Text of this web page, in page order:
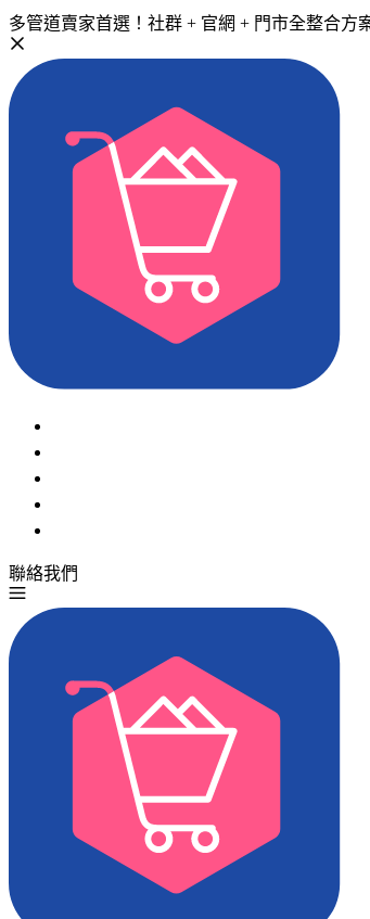
多管道賣家首選！社群 + 官網 + 門市全整合方
聯絡我們